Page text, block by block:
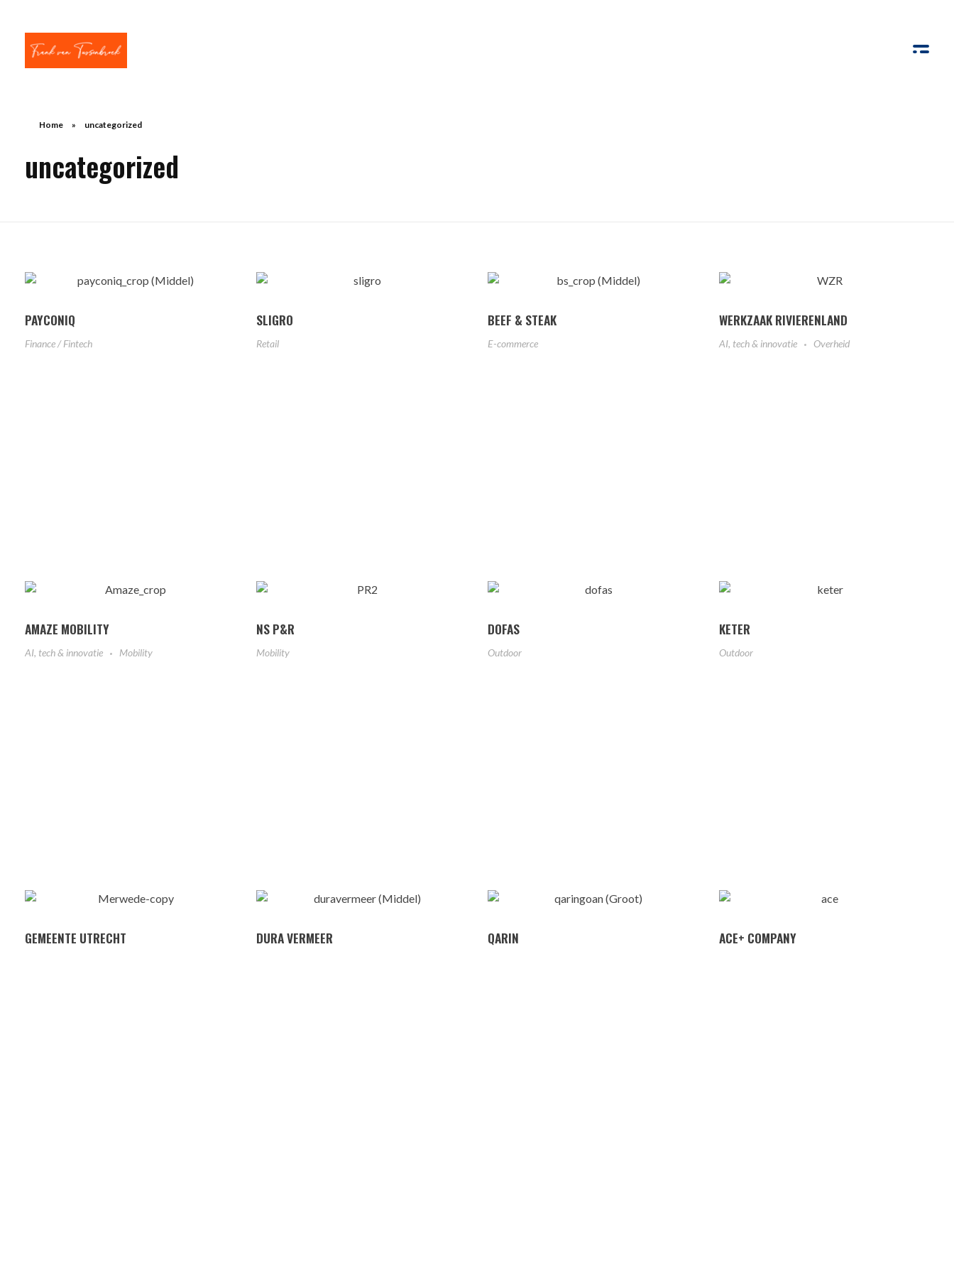
Home » uncategorized
uncategorized
PAYCONIQ
Finance / Fintech
SLIGRO
Retail
BEEF & STEAK
E-commerce
WERKZAAK RIVIERENLAND
AI, tech & innovatie Overheid
AMAZE MOBILITY
AI, tech & innovatie Mobility
NS P&R
Mobility
DOFAS
Outdoor
KETER
Outdoor
GEMEENTE UTRECHT DURA VERMEER QARIN ACE+ COMPANY